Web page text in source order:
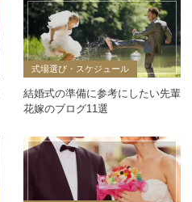
式場選び・スケジュール
結婚式の準備に参考にしたい先輩
花嫁のブログ11選